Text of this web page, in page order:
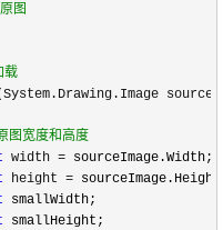
图
载
图宽度和高度
width = sourceImage.Width;
height =
smallWidth;
smallHeight;